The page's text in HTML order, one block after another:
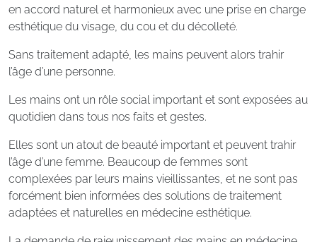
en accord naturel et harmonieux avec une prise en charge
esthétique du visage, du cou et du décolleté.
Sans traitement adapté, les mains peuvent alors trahir
l’âge d’une personne.
Les mains ont un rôle social important et sont exposées au
quotidien dans tous nos faits et gestes.
Elles sont un atout de beauté important et peuvent trahir
l’âge d’une femme. Beaucoup de femmes sont
complexées par leurs mains vieillissantes, et ne sont pas
forcément bien informées des solutions de traitement
adaptées et naturelles en médecine esthétique.